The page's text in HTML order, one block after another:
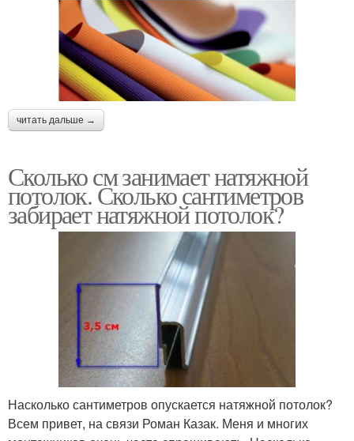
читать дальше →
Сколько см занимает натяжной
потолок. Сколько сантиметров
забирает натяжной потолок?
Насколько сантиметров опускается натяжной потолок?
Всем привет, на связи Роман Казак. Меня и многих